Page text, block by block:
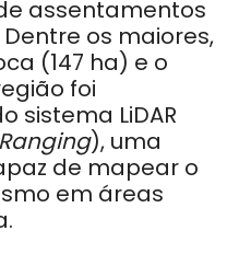
assentamentos
os maiores,
(147 ha) e o
foi
sistema LiDAR
), uma
de mapear o
em áreas